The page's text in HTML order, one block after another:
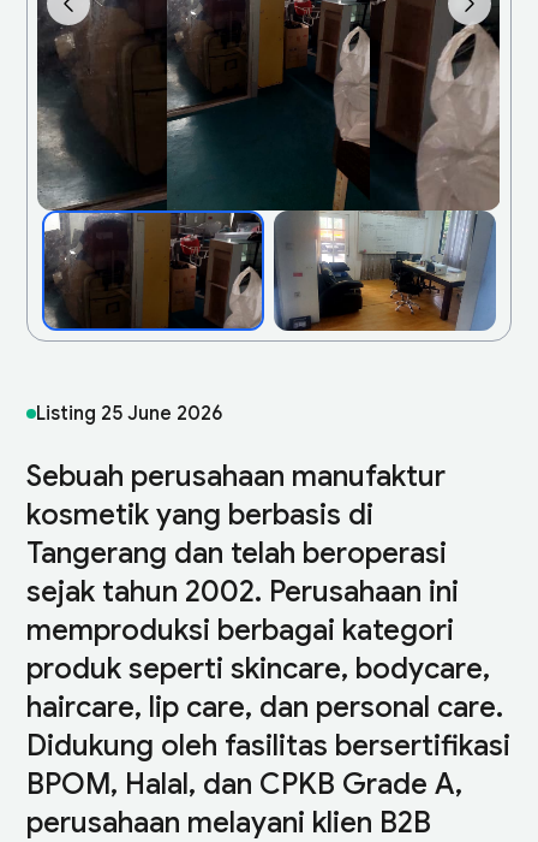
Listing 25 June 2026
Sebuah perusahaan manufaktur
kosmetik yang berbasis di
Tangerang dan telah beroperasi
sejak tahun 2002. Perusahaan ini
memproduksi berbagai kategori
produk seperti skincare, bodycare,
haircare, lip care, dan personal care.
Didukung oleh fasilitas bersertifikasi
BPOM, Halal, dan CPKB Grade A,
perusahaan melayani klien B2B